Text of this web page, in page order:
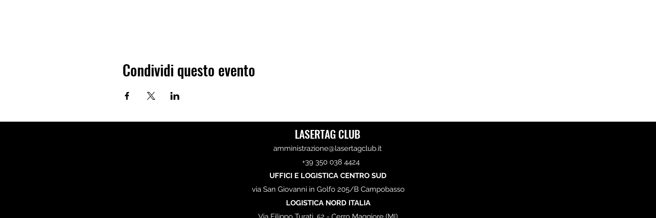
Condividi questo evento
LASERTAG CLUB
amministrazione@lasertagclub.it
+39 350 038 4424
UFFICI E LOGISTICA CENTRO SUD
via San Giovanni in Golfo 205/B Campobasso
LOGISTICA NORD ITALIA